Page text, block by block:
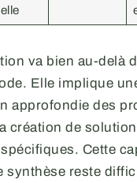
va bien au-delà
Elle implique
approfondie des
création de
Cette
synthèse reste